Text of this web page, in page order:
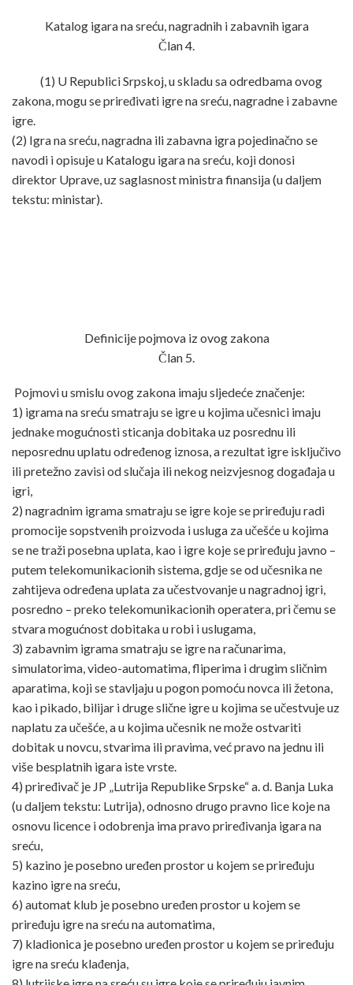
Katalog igara na sreću, nagradnih i zabavnih igara
Član 4.
(1) U Republici Srpskoj, u skladu sa odredbama ovog
zakona, mogu se priređivati igre na sreću, nagradne i zabavne
igre.
(2) Igra na sreću, nagradna ili zabavna igra pojedinačno se
navodi i opisuje u Katalogu igara na sreću, koji donosi
direktor Uprave, uz saglasnost ministra finansija (u daljem
tekstu: ministar).
Definicije pojmova iz ovog zakona
Član 5.
Pojmovi u smislu ovog zakona imaju sljedeće značenje:
1) igrama na sreću smatraju se igre u kojima učesnici imaju
jednake mogućnosti sticanja dobitaka uz posrednu ili
neposrednu uplatu određenog iznosa, a rezultat igre isključivo
ili pretežno zavisi od slučaja ili nekog neizvjesnog događaja u
igri,
2) nagradnim igrama smatraju se igre koje se priređuju radi
promocije sopstvenih proizvoda i usluga za učešće u kojima
se ne traži posebna uplata, kao i igre koje se priređuju javno –
putem telekomunikacionih sistema, gdje se od učesnika ne
zahtijeva određena uplata za učestvovanje u nagradnoj igri,
posredno – preko telekomunikacionih operatera, pri čemu se
stvara mogućnost dobitaka u robi i uslugama,
3) zabavnim igrama smatraju se igre na računarima,
simulatorima, video-automatima, fliperima i drugim sličnim
aparatima, koji se stavljaju u pogon pomoću novca ili žetona,
kao i pikado, bilijar i druge slične igre u kojima se učestvuje uz
naplatu za učešće, a u kojima učesnik ne može ostvariti
dobitak u novcu, stvarima ili pravima, već pravo na jednu ili
više besplatnih igara iste vrste.
4) priređivač je JP „Lutrija Republike Srpske“ a. d. Banja Luka
(u daljem tekstu: Lutrija), odnosno drugo pravno lice koje na
osnovu licence i odobrenja ima pravo priređivanja igara na
sreću,
5) kazino je posebno uređen prostor u kojem se priređuju
kazino igre na sreću,
6) automat klub je posebno uređen prostor u kojem se
priređuju igre na sreću na automatima,
7) kladionica je posebno uređen prostor u kojem se priređuju
igre na sreću klađenja,